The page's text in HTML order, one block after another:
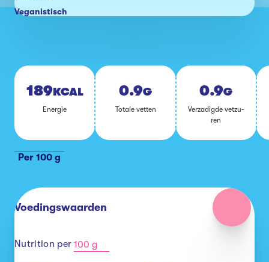
Veganistisch
189KCAL
Ener­gie
0.9G
To­ta­le vet­ten
0.9G
Ver­za­dig­de vet­zu­
ren
Per 100 g
Voedingswaarden
Nutrition per 100 g